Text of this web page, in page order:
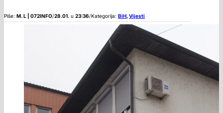
Piše: M. L | 072INFO/28.01. u 23:36/Kategorija: BiH,Vijesti